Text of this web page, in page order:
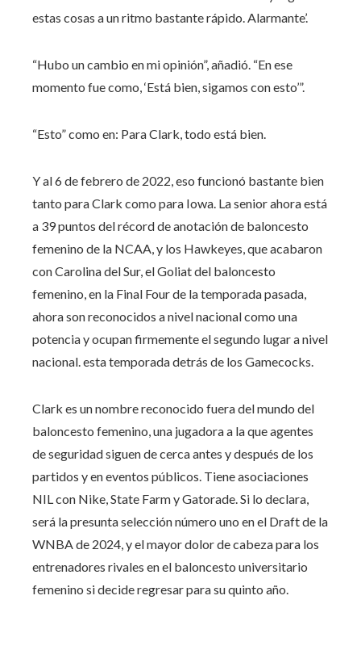
estas cosas a un ritmo bastante rápido. Alarmante’.
“Hubo un cambio en mi opinión”, añadió. “En ese
momento fue como, ‘Está bien, sigamos con esto’”.
“Esto” como en: Para Clark, todo está bien.
Y al 6 de febrero de 2022, eso funcionó bastante bien
tanto para Clark como para Iowa. La senior ahora está
a 39 puntos del récord de anotación de baloncesto
femenino de la NCAA, y los Hawkeyes, que acabaron
con Carolina del Sur, el Goliat del baloncesto
femenino, en la Final Four de la temporada pasada,
ahora son reconocidos a nivel nacional como una
potencia y ocupan firmemente el segundo lugar a nivel
nacional. esta temporada detrás de los Gamecocks.
Clark es un nombre reconocido fuera del mundo del
baloncesto femenino, una jugadora a la que agentes
de seguridad siguen de cerca antes y después de los
partidos y en eventos públicos. Tiene asociaciones
NIL con Nike, State Farm y Gatorade. Si lo declara,
será la presunta selección número uno en el Draft de la
WNBA de 2024, y el mayor dolor de cabeza para los
entrenadores rivales en el baloncesto universitario
femenino si decide regresar para su quinto año.